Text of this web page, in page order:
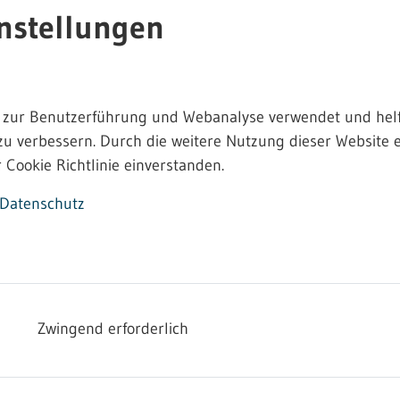
und Abfallrechts vom 24. Februar 2012 wurde die
der bisher nur baurechtlich genehmigten
worden (Siehe dazu 4. BImSchV, Anhang,
bb), Spalte 2).
Aufwand für den Betreiber durchführen zu können,
Anlage erfasst werden können.
ist der 31. August 2012.
am PC ausfüllen oder das pdf-Formular
barrierefrei]
barrierefrei]
(12. BImSchV)
zur Benutzerführung und Webanalyse verwendet und
verbessern. Durch die weitere Nutzung dieser Website
Richtlinie einverstanden.
Datenschutz
Zwingend erforderlich